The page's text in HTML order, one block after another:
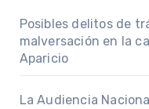
Posibles delitos de
malversación en la
Aparicio
La Audiencia